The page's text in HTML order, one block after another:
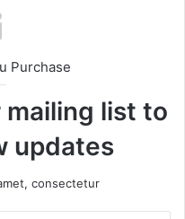
Purchase
list to
updates!
consectetur.